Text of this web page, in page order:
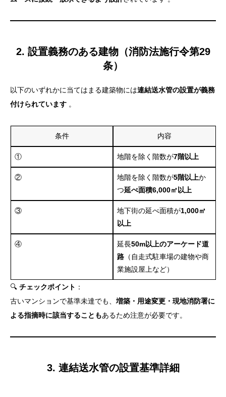
2. 設置義務のある建物（消防法施行令第29
条）
以下のいずれかに当てはまる建築物には連結送水管の設置が義務
付けられています 。
条件 内容
① 地階を除く階数が7階以上
② 地階を除く階数が5階以上か
つ延べ面積6,000㎡以上
③ 地下街の延べ面積が1,000㎡
以上
④ 延長50m以上のアーケード道
路 （自走式駐車場の建物や商
業施設屋上など）
🔍 チェックポイント ：
古いマンションで基準未達でも、 増築・用途変更・現地消防署に
よる指摘時に該当することもあるため注意が必要です。
3. 連結送水管の設置基準詳細